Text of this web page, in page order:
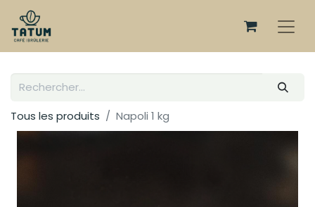
Tous les produits Napoli 1 kg